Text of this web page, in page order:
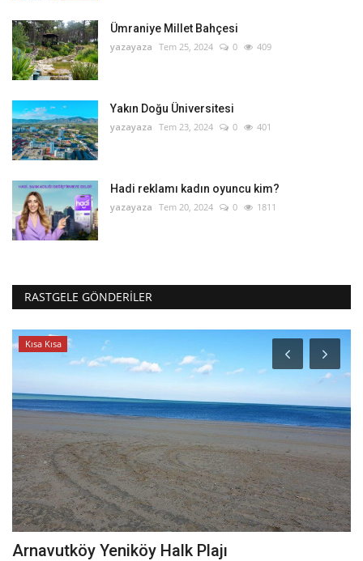
Ümraniye Millet Bahçesi
yazayaza Tem 25, 2024 0 409
Yakın Doğu Üniversitesi
yazayaza Tem 23, 2024 0 401
Hadi reklamı kadın oyuncu kim?
yazayaza Tem 20, 2024 0 1811
RASTGELE GÖNDERILER
Kısa Kısa
Arnavutköy Yeniköy Halk Plajı